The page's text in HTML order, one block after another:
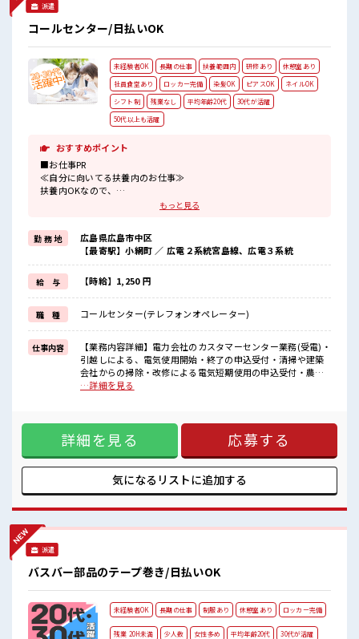
派遣
コールセンター/日払いOK
未経験者OK 長期の仕事 扶養範囲内 研修あり
休憩室あり
社員食堂あり
ロッカー完備 染髪OK ピアスOK
ネイルOK
シフト制
残業なし 平均年齢20代
30代が活躍
50代以上も活躍
おすすめポイント
■お仕事PR
≪自分に向いてる扶養内のお仕事≫
扶養内OKなので、
主婦&主夫さんも気軽にご応募くださいね♪
ビギナーさんもブランクさんも安心・丁寧な事前研修あり！
≪定時で帰ろう≫
自分の時間をしっかり確保できる、
残業基本ナシのお仕事♪
≪髪型自由≫
基本的に髪色自由で明るすぎたり奇抜でなければOKです！
(規定有)≪収入アップを目指せる≫
高時給だらけの派遣のお仕事です！
■職場の雰囲気
キバツ過ぎなければ髪色・髪型は自由！
あなたの個性を大事にできます♪
20代が多数活躍中！
もっと見る
勤 務 地
広島県広島市中区
【最寄駅】小網町 ／ 広電２系統宮島線、広電３系統
給 与 【時給】1,250 円
職 種 コールセンター(テレフォンオペレーター)
仕事内容
【業務内容詳細】電力会社のカスタマーセンター業務(受電)・
引越しによる、電気使用開始・終了の申込受付・清掃や建築
会社からの掃除・改修による電気短期使用の申込受付・農家
のお客様からの農業用電気の開始終了の申込受付【取扱製品
る扶養内のお仕事≫ 扶養内OKなので、 主婦&主夫さんも気軽
にご応募くださいね♪ ≪新しくチャレンジしやすい≫ ビギナ
ーさんもブランクさんも安心・丁寧な事前研修あり！ ≪定時
で帰ろう≫ 自分の時間をしっかり確保できる、 残業基本ナシ
のお仕事♪ ≪髪型自由≫ 基本的に髪色自由で明るすぎたり奇
抜でなければOKです！ (規定有)≪収入アップを目指せる≫ 高
なければ髪色・髪型は自由！ あなたの個性を大事にできます
♪ 20代が多数活躍中！ 社会人経験が浅くてもOK！ ここから
…詳細を見る
詳細を見る 応募する
気になるリストに追加する
派遣
バスバー部品のテープ巻き/日払いOK
未経験者OK 長期の仕事 制服あり 休憩室あり ロッカー完備
残業 20H未満 少人数 女性多め 平均年齢20代 30代が活躍